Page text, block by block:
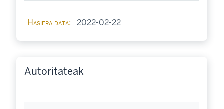
Hasiera data 2022-02-22
Autoritateak